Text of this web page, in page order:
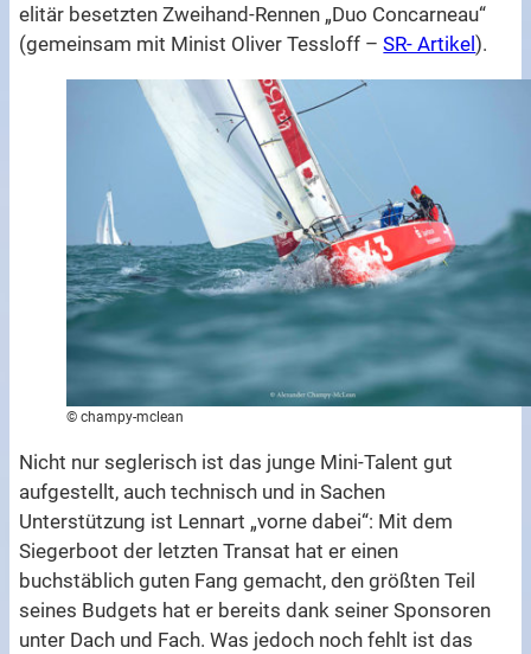
elitär besetzten Zweihand-Rennen „Duo Concarneau“
(gemeinsam mit Minist Oliver Tessloff –SR- Artikel).
© champy-mclean
Nicht nur seglerisch ist das junge Mini-Talent gut
aufgestellt, auch technisch und in Sachen
Unterstützung ist Lennart „vorne dabei“: Mit dem
Siegerboot der letzten Transat hat er einen
buchstäblich guten Fang gemacht, den größten Teil
seines Budgets hat er bereits dank seiner Sponsoren
unter Dach und Fach. Was jedoch noch fehlt ist das